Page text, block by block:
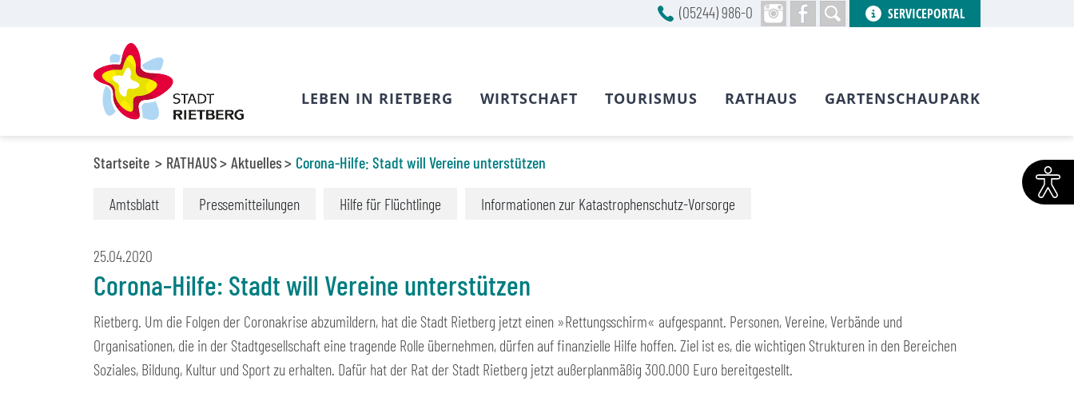
Startseite RATHAUS Aktuelles Corona-Hilfe: Stadt will Vereine unterstützen
Amtsblatt Pressemitteilungen Hilfe für Flüchtlinge Informationen zur Katastrophenschutz-Vorsorge
25.04.2020
Corona-Hilfe: Stadt will Vereine unterstützen
Rietberg. Um die Folgen der Coronakrise abzumildern, hat die Stadt Rietberg jetzt einen »Rettungsschirm« aufgespannt. Personen, Vereine, Verbände und
Organisationen, die in der Stadtgesellschaft eine tragende Rolle übernehmen, dürfen auf finanzielle Hilfe hoffen. Ziel ist es, die wichtigen Strukturen in den Bereichen
Soziales, Bildung, Kultur und Sport zu erhalten. Dafür hat der Rat der Stadt Rietberg jetzt außerplanmäßig 300.000 Euro bereitgestellt.
(05244) 986-0 SERVICEPORTAL
LEBEN IN RIETBERG WIRTSCHAFT TOURISMUS RATHAUS GARTENSCHAUPARK